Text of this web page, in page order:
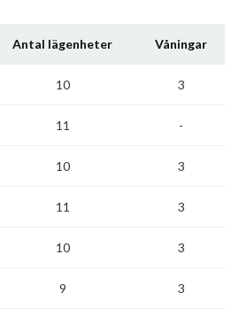
Antal lägenheter Våningar
10 3
11 -
10 3
11 3
10 3
9 3